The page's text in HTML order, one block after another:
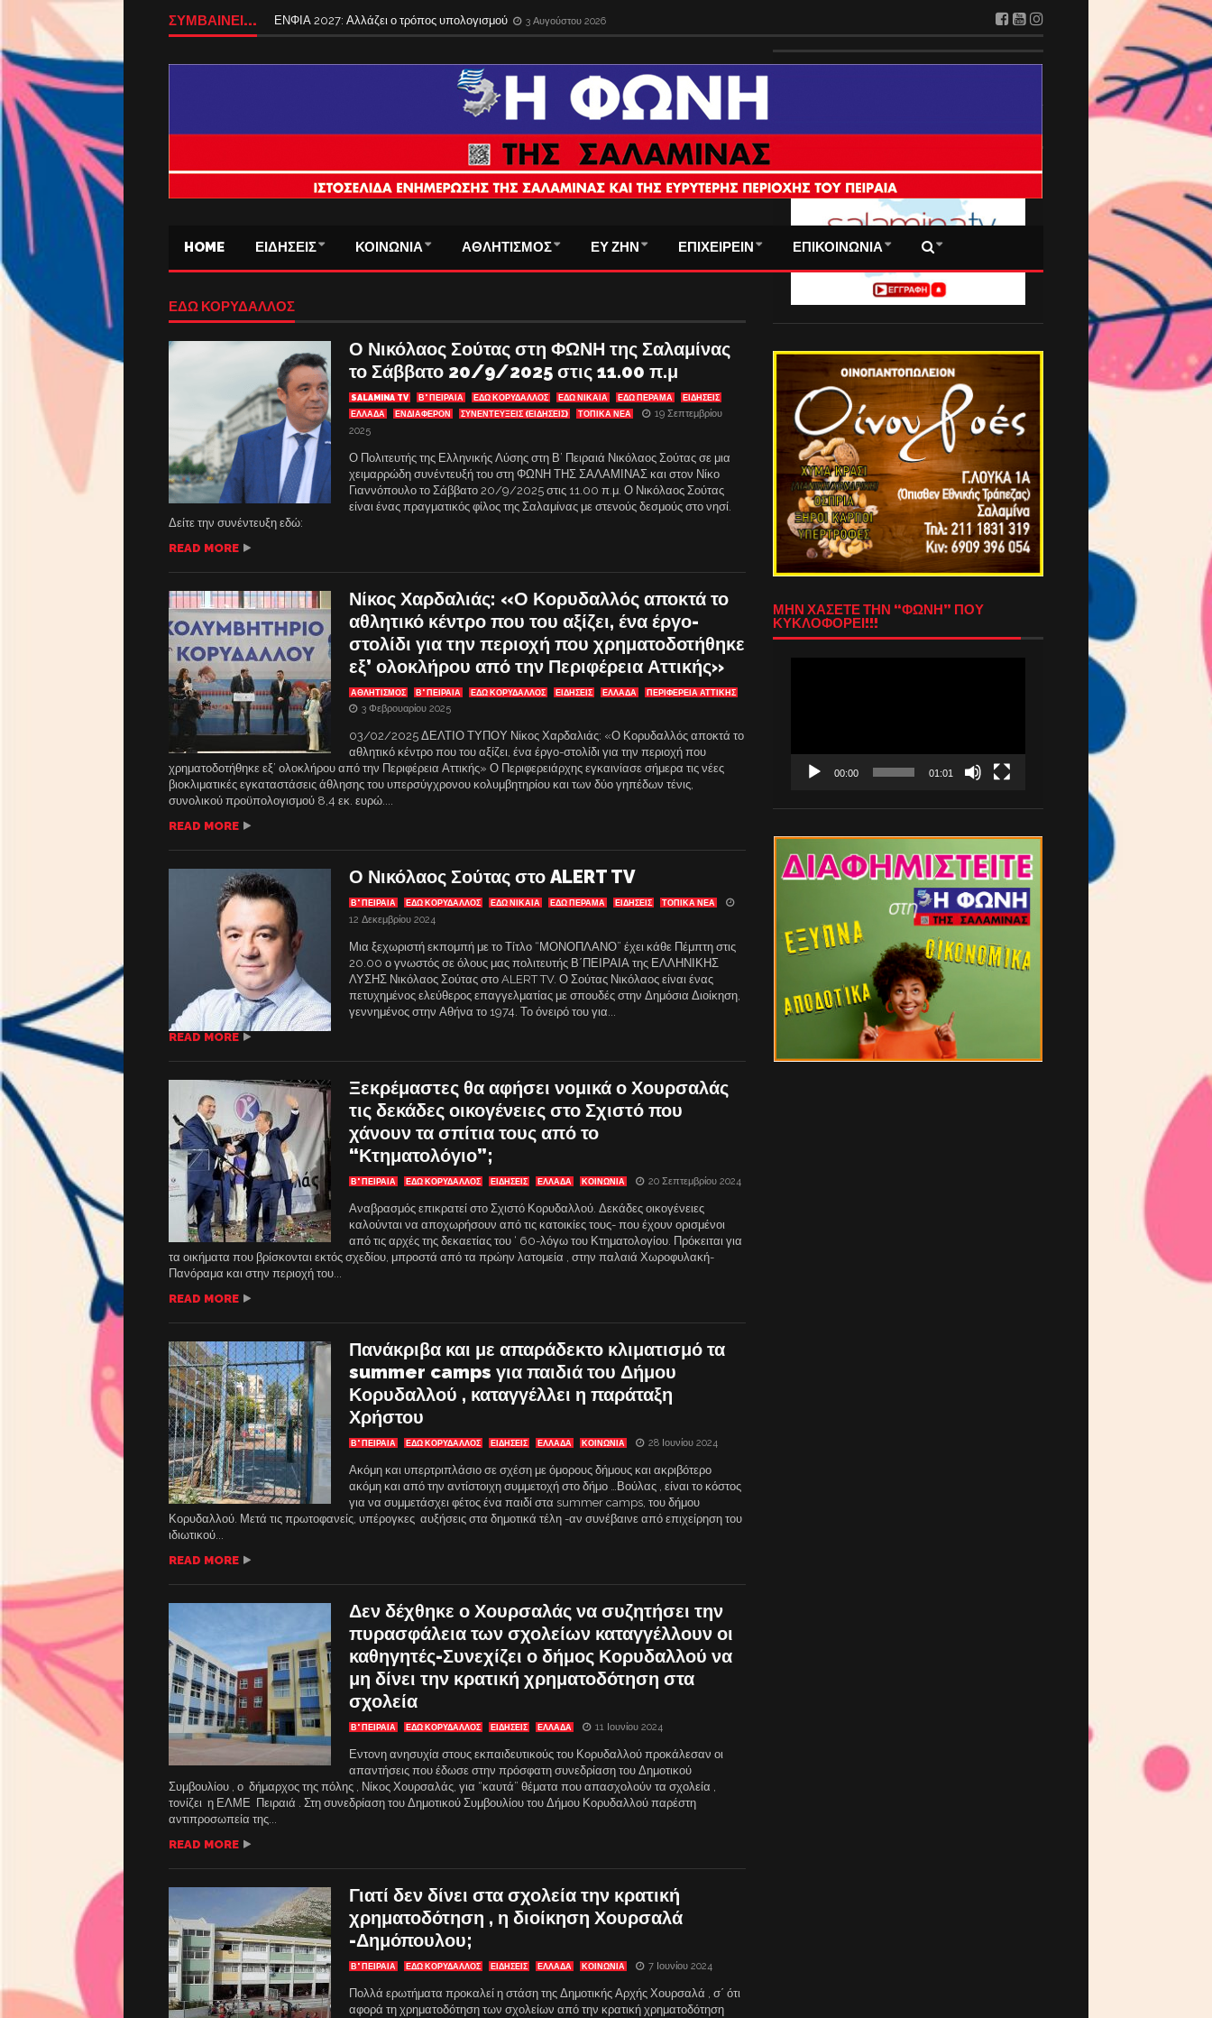
ΣΥΜΒΑΙΝΕΙ... ΕΝΦΙΑ 2027: Αλλάζει ο τρόπος υπολογισμού 3 Αυγούστου 2026
HOME ΕΙΔΗΣΕΙΣ ΚΟΙΝΩΝΙΑ ΑΘΛΗΤΙΣΜΟΣ ΕΥ ΖΗΝ ΕΠΙΧΕΙΡΕΙΝ ΕΠΙΚΟΙΝΩΝΙΑ
ΕΔΩ ΚΟΡΥΔΑΛΛΟΣ
Ο Νικόλαος Σούτας στη ΦΩΝΗ της Σαλαμίνας
το Σάββατο 20/9/2025 στις 11.00 π.μ
SALAMINA TV Β' ΠΕΙΡΑΙΑ ΕΔΩ ΚΟΡΥΔΑΛΛΟΣ ΕΔΩ ΝΙΚΑΙΑ ΕΔΩ ΠΕΡΑΜΑ
ΕΙΔΗΣΕΙΣ
ΕΛΛΑΔΑ
ΕΝΔΙΑΦΈΡΟΝ ΣΥΝΕΝΤΕΥΞΕΙΣ (ΕΙΔΗΣΕΙΣ) ΤΟΠΙΚΑ ΝΕΑ
19 Σεπτεμβρίου
2025
Ο Πολιτευτής της Ελληνικής Λύσης στη Β’ Πειραιά Νικόλαος Σούτας σε μια
χειμαρρώδη συνέντευξή του στη ΦΩΝΗ ΤΗΣ ΣΑΛΑΜΙΝΑΣ και στον Νίκο
Γιαννόπουλο το Σάββατο 20/9/2025 στις 11.00 π.μ. Ο Νικόλαος Σούτας
είναι ένας πραγματικός φίλος της Σαλαμίνας με στενούς δεσμούς στο νησί.
Δείτε την συνέντευξη εδώ:
READ MORE
Νίκος Χαρδαλιάς: «Ο Κορυδαλλός αποκτά το
αθλητικό κέντρο που του αξίζει, ένα έργο-
στολίδι για την περιοχή που χρηματοδοτήθηκε
εξ’ ολοκλήρου από την Περιφέρεια Αττικής»
ΑΘΛΗΤΙΣΜΟΣ Β' ΠΕΙΡΑΙΑ ΕΔΩ ΚΟΡΥΔΑΛΛΟΣ ΕΙΔΗΣΕΙΣ ΕΛΛΑΔΑ ΠΕΡΙΦΕΡΕΙΑ ΑΤΤΙΚΗΣ
3 Φεβρουαρίου 2025
03/02/2025 ΔΕΛΤΙΟ ΤΥΠΟΥ Νίκος Χαρδαλιάς: «Ο Κορυδαλλός αποκτά το
αθλητικό κέντρο που του αξίζει, ένα έργο-στολίδι για την περιοχή που
χρηματοδοτήθηκε εξ’ ολοκλήρου από την Περιφέρεια Αττικής» Ο Περιφερειάρχης εγκαινίασε σήμερα τις νέες
βιοκλιματικές εγκαταστάσεις άθλησης του υπερσύγχρονου κολυμβητηρίου και των δύο γηπέδων τένις,
συνολικού προϋπολογισμού 8,4 εκ. ευρώ....
READ MORE
Ο Νικόλαος Σούτας στο ALERT TV
Β' ΠΕΙΡΑΙΑ ΕΔΩ ΚΟΡΥΔΑΛΛΟΣ ΕΔΩ ΝΙΚΑΙΑ ΕΔΩ ΠΕΡΑΜΑ ΕΙΔΗΣΕΙΣ ΤΟΠΙΚΑ ΝΕΑ
12 Δεκεμβρίου 2024
Μια ξεχωριστή εκπομπή με το Τίτλο “ΜΟΝΟΠΛΑΝΟ” έχει κάθε Πέμπτη στις
20.00 ο γνωστός σε όλους μας πολιτευτής Β΄ΠΕΙΡΑΙΑ της ΕΛΛΗΝΙΚΗΣ
ΛΥΣΗΣ Νικόλαος Σούτας στο ALERT TV. Ο Σούτας Νικόλαος είναι ένας
πετυχημένος ελεύθερος επαγγελματίας με σπουδές στην Δημόσια Διοίκηση,
γεννημένος στην Αθήνα το 1974. Το όνειρό του για...
READ MORE
Ξεκρέμαστες θα αφήσει νομικά ο Χουρσαλάς
τις δεκάδες οικογένειες στο Σχιστό που
χάνουν τα σπίτια τους από το
“Κτηματολόγιο”;
Β' ΠΕΙΡΑΙΑ ΕΔΩ ΚΟΡΥΔΑΛΛΟΣ ΕΙΔΗΣΕΙΣ ΕΛΛΑΔΑ ΚΟΙΝΩΝΙΑ 20 Σεπτεμβρίου 2024
Αναβρασμός επικρατεί στο Σχιστό Κορυδαλλού. Δεκάδες οικογένειες
καλούνται να αποχωρήσουν από τις κατοικίες τους- που έχουν ορισμένοι
από τις αρχές της δεκαετίας του ‘ 60-λόγω του Κτηματολογίου. Πρόκειται για
τα οικήματα που βρίσκονται εκτός σχεδίου, μπροστά από τα πρώην λατομεία , στην παλαιά Χωροφυλακή-
Πανόραμα και στην περιοχή του...
READ MORE
Πανάκριβα και με απαράδεκτο κλιματισμό τα
summer camps για παιδιά του Δήμου
Κορυδαλλού , καταγγέλλει η παράταξη
Χρήστου
Β' ΠΕΙΡΑΙΑ ΕΔΩ ΚΟΡΥΔΑΛΛΟΣ ΕΙΔΗΣΕΙΣ ΕΛΛΑΔΑ ΚΟΙΝΩΝΙΑ 28 Ιουνίου 2024
Ακόμη και υπερτριπλάσιο σε σχέση με όμορους δήμους και ακριβότερο
ακόμη και από την αντίστοιχη συμμετοχή στο δήμο …Βούλας , είναι το κόστος
για να συμμετάσχει φέτος ένα παιδί στα summer camps, του δήμου
Κορυδαλλού. Μετά τις πρωτοφανείς, υπέρογκες αυξήσεις στα δημοτικά τέλη -αν συνέβαινε από επιχείρηση του
ιδιωτικού...
READ MORE
Δεν δέχθηκε ο Χουρσαλάς να συζητήσει την
πυρασφάλεια των σχολείων καταγγέλλουν οι
καθηγητές-Συνεχίζει ο δήμος Κορυδαλλού να
μη δίνει την κρατική χρηματοδότηση στα
σχολεία
Β' ΠΕΙΡΑΙΑ ΕΔΩ ΚΟΡΥΔΑΛΛΟΣ ΕΙΔΗΣΕΙΣ ΕΛΛΑΔΑ 11 Ιουνίου 2024
Εντονη ανησυχία στους εκπαιδευτικούς του Κορυδαλλού προκάλεσαν οι
απαντήσεις που έδωσε στην πρόσφατη συνεδρίαση του Δημοτικού
Συμβουλίου , ο δήμαρχος της πόλης , Νίκος Χουρσαλάς, για “καυτά” θέματα που απασχολούν τα σχολεία ,
τονίζει η ΕΛΜΕ Πειραιά . Στη συνεδρίαση του Δημοτικού Συμβουλίου του Δήμου Κορυδαλλού παρέστη
αντιπροσωπεία της...
READ MORE
Γιατί δεν δίνει στα σχολεία την κρατική
χρηματοδότηση , η διοίκηση Χουρσαλά
-Δημόπουλου;
Β' ΠΕΙΡΑΙΑ ΕΔΩ ΚΟΡΥΔΑΛΛΟΣ ΕΙΔΗΣΕΙΣ ΕΛΛΑΔΑ ΚΟΙΝΩΝΙΑ 7 Ιουνίου 2024
Πολλά ερωτήματα προκαλεί η στάση της Δημοτικής Αρχής Χουρσαλά , σ΄ ότι
αφορά τη χρηματοδότηση των σχολείων από την κρατική χρηματοδότηση
ΜΗΝ ΧΑΣΕΤΕ ΤΗΝ “ΦΩΝΗ” ΠΟΥ
ΚΥΚΛΟΦΟΡΕΙ!!!
00:00 01:01